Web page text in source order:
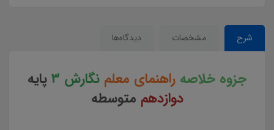
شرح مشخصات دیدگاه‌ها
جزوه خلاصه راهنمای معلم نگارش 3
پایه
دوازدهم متوسطه